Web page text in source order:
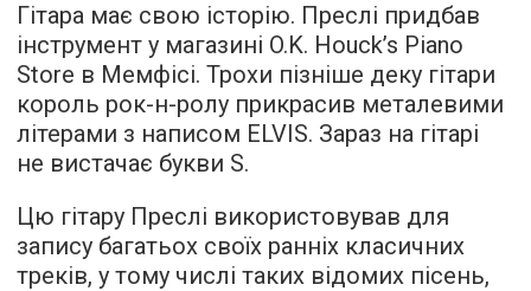
Гітара має свою історію. Преслі придбав
інструмент у магазині O.K. Houck’s Piano
Store в Мемфісі. Трохи пізніше деку гітари
король рок-н-ролу прикрасив металевими
літерами з написом ELVIS. Зараз на гітарі
не вистачає букви S.
Цю гітару Преслі використовував для
запису багатьох своїх ранніх класичних
треків, у тому числі таких відомих пісень,